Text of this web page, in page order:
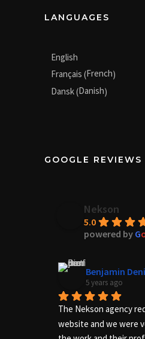
LANGUAGES
English
Français (French)
Dansk(Danish)
GOOGLE REVIEWS
Nekson
5.0
powered by G
Benjamin
5 years ago
The Nekson agency
website and we were